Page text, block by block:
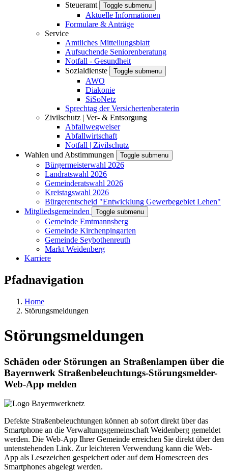
Steueramt
Toggle submenu
Aktuelle Informationen
Formulare & Anträge
Service
Amtliches Mitteilungsblatt
Aufsuchende Seniorenberatung
Notfall - Gesundheit
Sozialdienste
Toggle submenu
AWO
Diakonie
SiSoNetz
Sprechtag der Versichertenberaterin
Zivilschutz | Ver- & Entsorgung
Abfallwegweiser
Abfallwirtschaft
Notfall | Zivilschutz
Wahlen und Abstimmungen
Toggle submenu
Bürgermeisterwahl 2026
Landratswahl 2026
Gemeinderatswahl 2026
Kreistagswahl 2026
Bürgerentscheid "Entwicklung Gewerbegebiet Lehen"
Mitgliedsgemeinden
Toggle submenu
Gemeinde Emtmannsberg
Gemeinde Kirchenpingarten
Gemeinde Seybothenreuth
Markt Weidenberg
Karriere
Pfadnavigation
Home
Störungsmeldungen
Störungsmeldungen
Schäden oder Störungen an Straßenlampen über die
Bayernwerk Straßenbeleuchtungs-Störungsmelder-
Web-App melden
Defekte Straßenbeleuchtungen können ab sofort direkt über das
Smartphone an die Verwaltungsgemeinschaft Weidenberg gemeldet
werden. Die Web-App Ihrer Gemeinde erreichen Sie direkt über den
untenstehenden Link. Zur leichteren Verwendung kann die Web-
App als Lesezeichen gespeichert oder auf dem Homescreen des
Smartphones abgelegt werden.